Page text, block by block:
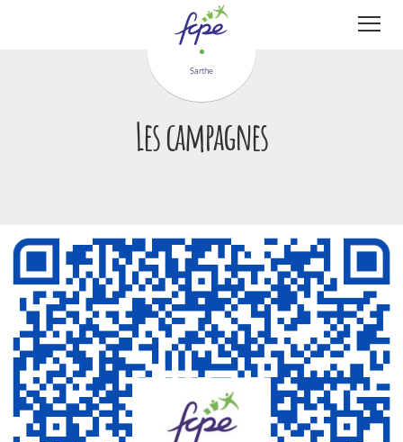
Sarthe
Les campagnes
Panneau de gestion des cookies